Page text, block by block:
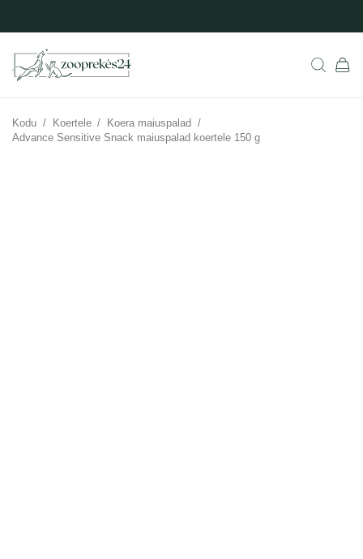
Kodu / Koertele / Koera maiuspalad /
Advance Sensitive Snack maiuspalad koertele 150 g